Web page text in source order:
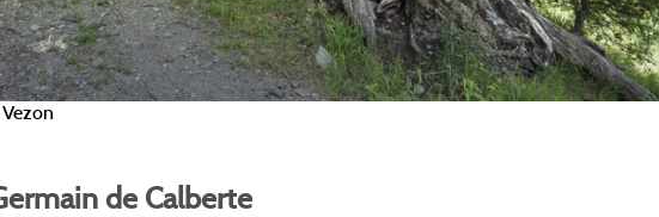
de Calberte